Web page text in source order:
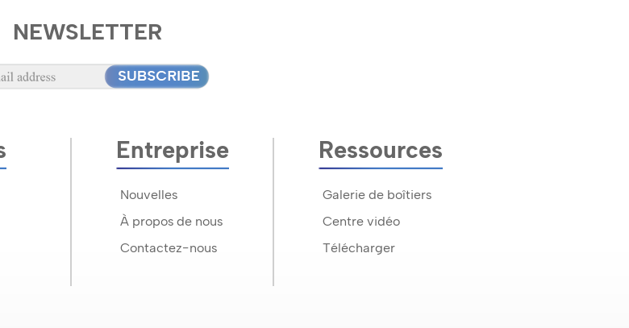
NEWSLETTER
Entreprise
Nouvelles
À propos de nous
Contactez-nous
Ressources
Galerie de boîtiers
Centre vidéo
Télécharger